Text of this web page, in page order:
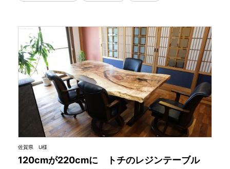
佐賀県 U様
120cmが220cmに トチのレジンテーブル